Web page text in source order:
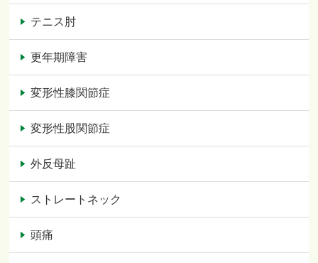
テニス肘
更年期障害
変形性膝関節症
変形性股関節症
外反母趾
ストレートネック
頭痛